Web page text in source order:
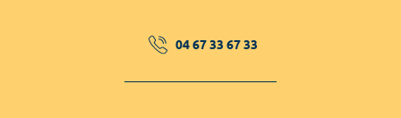
04 67 33 67 33